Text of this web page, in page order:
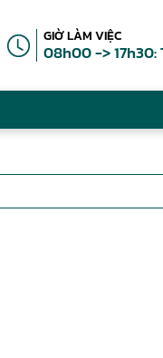
GIỜ LÀM VIỆC
08h00 -> 17h30: